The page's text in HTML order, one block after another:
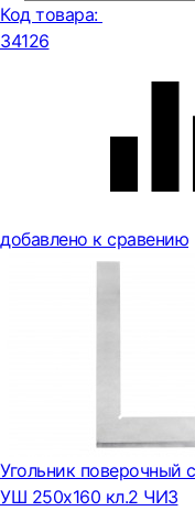
Код товара:
34126
добавлено к сравению
Угольник поверочный
УШ 250х160 кл.2 ЧИЗ